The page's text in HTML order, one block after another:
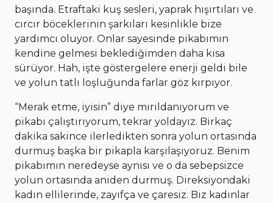
başında. Etraftaki kuş sesleri, yaprak hışırtıları ve
cırcır böceklerinin şarkıları kesinlikle bize
yardımcı oluyor. Onlar sayesinde pikabımın
kendine gelmesi beklediğimden daha kısa
sürüyor. Hah, işte göstergelere enerji geldi bile
ve yolun tatlı loşluğunda farlar göz kırpıyor.
“Merak etme, iyisin” diye mırıldanıyorum ve
pikabı çalıştırıyorum, tekrar yoldayız. Birkaç
dakika sakince ilerledikten sonra yolun ortasında
durmuş başka bir pikapla karşılaşıyoruz. Benim
pikabımın neredeyse aynısı ve o da sebepsizce
yolun ortasında aniden durmuş. Direksiyondaki
kadın ellilerinde, zayıfça ve çaresiz. Biz kadınlar